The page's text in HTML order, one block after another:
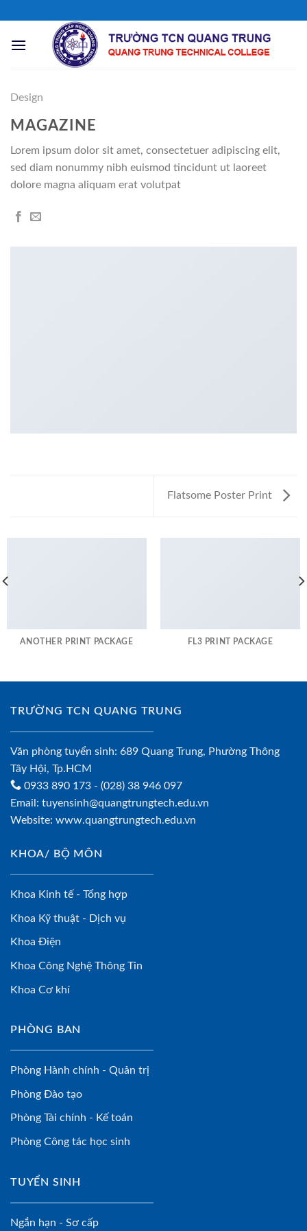
nội
Design
MAGAZINE
Lorem ipsum dolor sit amet, consectetuer adipiscing elit,
sed diam nonummy nibh euismod tincidunt ut laoreet
dolore magna aliquam erat volutpat
Flatsome Poster Print
ANOTHER PRINT PACKAGE FL3 PRINT PACKAGE
TRƯỜNG TCN QUANG TRUNG
Văn phòng tuyển sinh: 689 Quang Trung, Phường Thông
Tây Hội, Tp.HCM
0933 890 173 - (028) 38 946 097
Email: tuyensinh@quangtrungtech.edu.vn
Website: www.quangtrungtech.edu.vn
KHOA/ BỘ MÔN
Khoa Kinh tế - Tổng hợp
Khoa Kỹ thuật - Dịch vụ
Khoa Điện
Khoa Công Nghệ Thông Tin
Khoa Cơ khí
PHÒNG BAN
Phòng Hành chính - Quản trị
Phòng Đào tạo
Phòng Tài chính - Kế toán
Phòng Công tác học sinh
TUYỂN SINH
Ngắn hạn - Sơ cấp